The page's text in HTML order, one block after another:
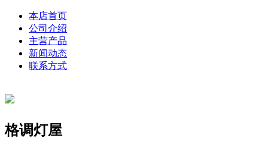
本店首页
公司介绍
主营产品
新闻动态
联系方式
格调灯屋